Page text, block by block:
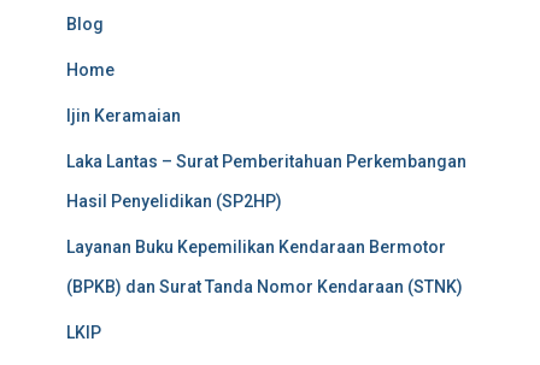
Blog
Home
Ijin Keramaian
Laka Lantas – Surat Pemberitahuan Perkembangan
Hasil Penyelidikan (SP2HP)
Layanan Buku Kepemilikan Kendaraan Bermotor
(BPKB) dan Surat Tanda Nomor Kendaraan (STNK)
LKIP